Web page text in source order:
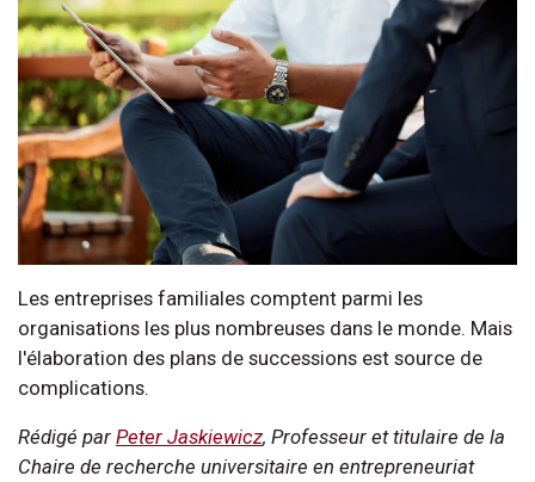
Les entreprises familiales comptent parmi les
organisations les plus nombreuses dans le monde. Mais
l'élaboration des plans de successions est source de
complications.
Rédigé par Peter Jaskiewicz, Professeur et titulaire de la
Chaire de recherche universitaire en entrepreneuriat